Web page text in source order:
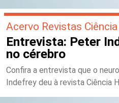
Acervo Revistas
Entrevista: Peter
no cérebro
Confira a entrevista que o
Indefrey deu à revista Ciência